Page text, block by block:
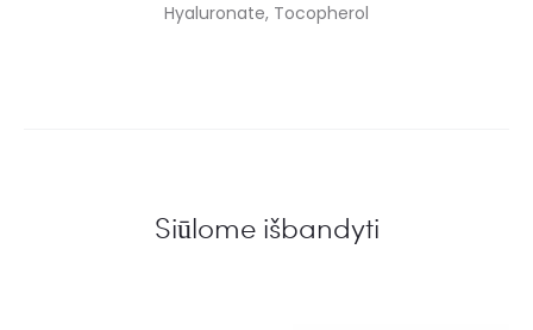
Hyaluronate, Tocopherol
Siūlome išbandyti